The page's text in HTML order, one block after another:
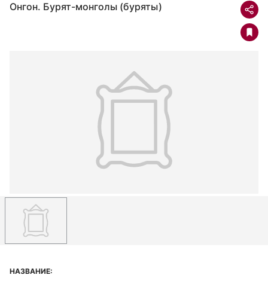
Онгон. Бурят-монголы (буряты)
НАЗВАНИЕ: